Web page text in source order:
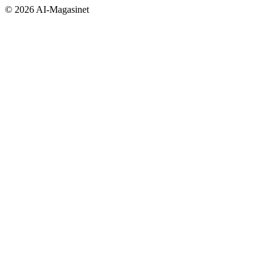
© 2026 AI-Magasinet